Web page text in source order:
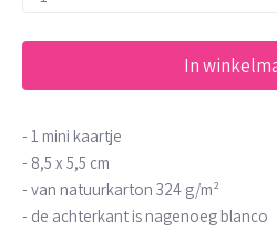
In
- 1 mini kaartje
- 8,5 x 5,5 cm
- van natuurkarton 324 g/m²
- de achterkant is nagenoeg blanco